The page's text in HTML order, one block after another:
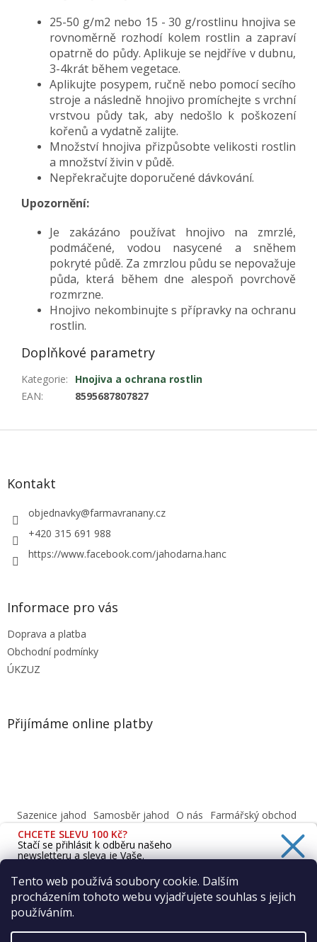
Tento web používá soubory cookie. Dalším
procházením tohoto webu vyjadřujete souhlas s jejich
používáním.
25-50 g/m2 nebo 15 - 30 g/rostlinu hnojiva se
rovnoměrně rozhodí kolem rostlin a zapraví
opatrně do půdy. Aplikuje se nejdříve v dubnu,
3-4krát během vegetace.
Aplikujte posypem, ručně nebo pomocí secího
stroje a následně hnojivo promíchejte s vrchní
vrstvou půdy tak, aby nedošlo k poškození
kořenů a vydatně zalijte.
Množství hnojiva přizpůsobte velikosti rostlin
a množství živin v půdě.
Nepřekračujte doporučené dávkování.
Upozornění:
Je zakázáno používat hnojivo na zmrzlé,
podmáčené, vodou nasycené a sněhem
pokryté půdě. Za zmrzlou půdu se nepovažuje
půda, která během dne alespoň povrchově
rozmrzne.
Hnojivo nekombinujte s přípravky na ochranu
rostlin.
Doplňkové parametry
Kategorie:
Hnojiva a ochrana rostlin
EAN: 8595687807827
Z
Kontakt
objednavky@farmavranany.cz
+420 315 691 988
https://www.facebook.com/jahodarna.hanc
Informace pro vás
Doprava a platba
Obchodní podmínky
ÚKZUZ
Přijímáme online platby
Sazenice jahod Samosběr jahod O nás
Farmářský obchod
Obchodní podmínky
Informace o ochraně osobních údajů dle GDPR
Cafenavysluni.cz - Objednat a vyzvednout
CHCETE SLEVU 100 Kč?
Stačí se přihlásit k odběru našeho
newsletteru a sleva je Vaše.
Ano, chci se přihlásit
Zásady zpracování osobních údajů